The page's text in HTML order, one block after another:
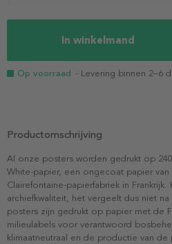
In winkelmand
Op voorraad - Levering binnen 2–6
Productomschrijving
Al onze posters worden gedrukt op
White-papier, een ongecoat papier
Clairefontaine-papierfabriek in Frankrijk.
archiefkwaliteit, het vergeelt dus niet
posters zijn gedrukt op papier met de
milieulabels voor verantwoord
klimaatneutraal en de productie van